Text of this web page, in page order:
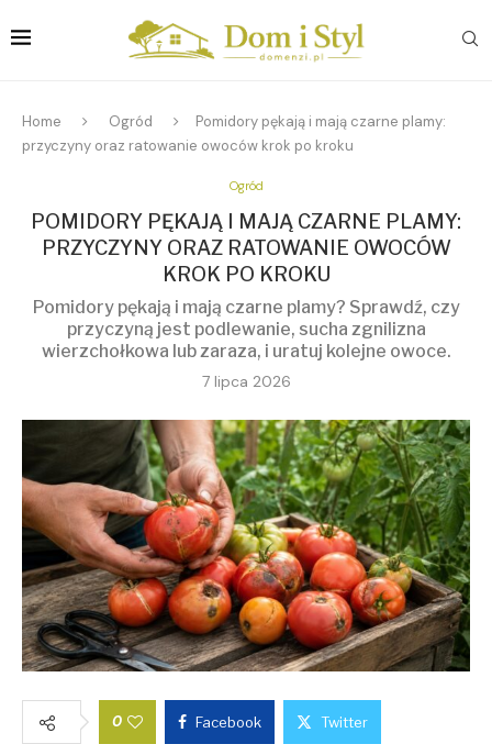
Home Ogród
Pomidory pękają i mają czarne plamy:
przyczyny oraz ratowanie owoców krok po kroku
Ogród
POMIDORY PĘKAJĄ I MAJĄ CZARNE PLAMY:
PRZYCZYNY ORAZ RATOWANIE OWOCÓW
KROK PO KROKU
Pomidory pękają i mają czarne plamy? Sprawdź, czy
przyczyną jest podlewanie, sucha zgnilizna
wierzchołkowa lub zaraza, i uratuj kolejne owoce.
7 lipca 2026
0 Facebook Twitter